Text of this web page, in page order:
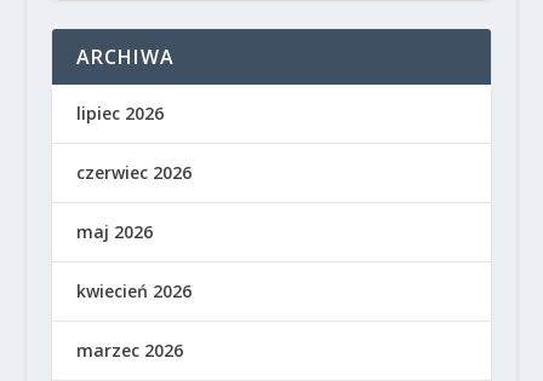
ARCHIWA
lipiec 2026
czerwiec 2026
maj 2026
kwiecień 2026
marzec 2026